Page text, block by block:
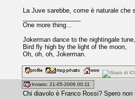
La Juve sarebbe, come è naturale
One more thing...
Jokerman dance to the nightingale tune,
Bird fly high by the light of the moon,
Oh, oh, oh, Jokerman.
Inviato: 21-05-2006 00:11
Chi diavolo è Franco Rossi? Spero